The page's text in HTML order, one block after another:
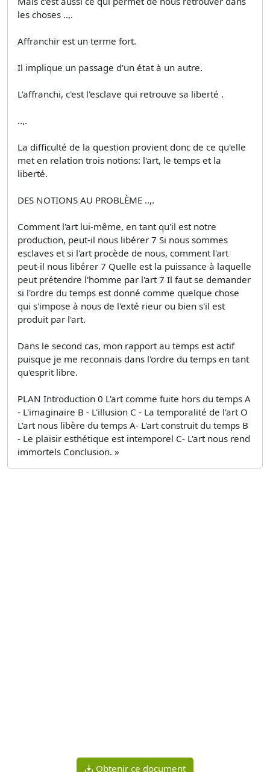
les choses ..,.
Affranchir est un terme fort.
Il implique un passage d'un état à un autre.
L'affranchi, c'est l'esclave qui retrouve sa liberté .
..,.
La difficulté de la question provient donc de ce qu'elle
met en relation trois notions: l'art, le temps et la
liberté.
DES NOTIONS AU PROBLÈME ..,.
Comment l'art lui-même, en tant qu'il est notre
production, peut-il nous libérer 7 Si nous sommes
esclaves et si l'art procède de nous, comment l'art
peut-il nous libérer 7 Quelle est la puissance à laquelle
peut prétendre l'homme par l'art 7 Il faut se demander
si l'ordre du temps est donné comme quelque chose
qui s'impose à nous de l'exté­ rieur ou bien s'il est
produit par l'art.
Dans le second cas, mon rapport au temps est actif
puisque je me reconnais dans l'ordre du temps en tant
qu'esprit libre.
PLAN Introduction 0 L'art comme fuite hors du temps A
- L'imaginaire B - L'illusion C - La temporalité de l'art O
L'art nous libère du temps A- L'art construit du temps B
- Le plaisir esthétique est intemporel C- L'art nous rend
immortels Conclusion. »
Obtenir ce document